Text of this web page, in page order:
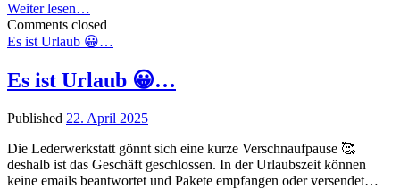
Weiter lesen…
🕯️
🎄
wünsche
Ihnen
ein
wunderschönes
und
besinnliches
Weihnachtsfest
Comments closed
Es ist Urlaub 😀…
Es ist Urlaub 😀…
Published 22. April 2025
Die Lederwerkstatt gönnt sich eine kurze Verschnaufpause 🥰
deshalb ist das Geschäft geschlossen. In der Urlaubszeit können
keine emails beantwortet und Pakete empfangen oder versendet…